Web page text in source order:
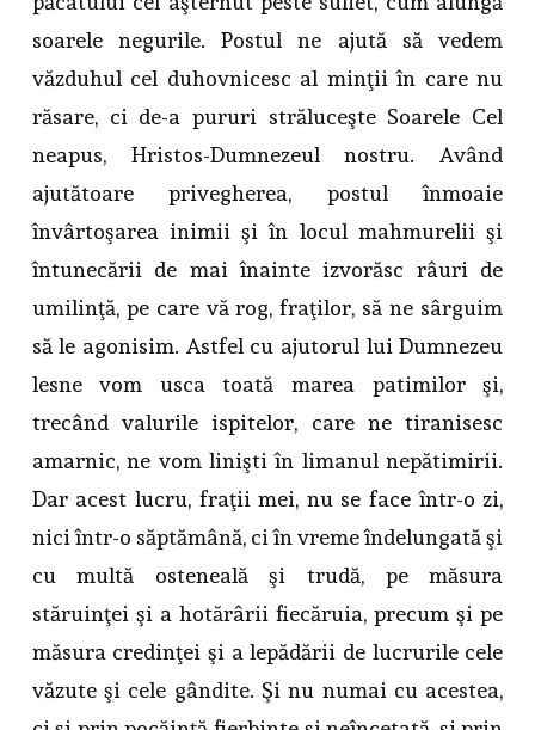
soarele negurile. Postul ne ajută să vedem
văzduhul cel duhovnicesc al minţii în care nu
răsare, ci de-a pururi străluceşte Soarele Cel
neapus, Hristos-Dumnezeul nostru. Având
ajutătoare privegherea, postul înmoaie
învârtoşarea inimii şi în locul mahmurelii şi
întunecării de mai înainte izvorăsc râuri de
umilinţă, pe care vă rog, fraţilor, să ne sârguim
să le agonisim. Astfel cu ajutorul lui Dumnezeu
lesne vom usca toată marea patimilor şi,
trecând valurile ispitelor, care ne tiranisesc
amarnic, ne vom linişti în limanul nepătimirii.
Dar acest lucru, fraţii mei, nu se face într-o zi,
nici într-o săptămână, ci în vreme îndelungată şi
cu multă osteneală şi trudă, pe măsura
stăruinţei şi a hotărârii fiecăruia, precum şi pe
măsura credinţei şi a lepădării de lucrurile cele
văzute şi cele gândite. Şi nu numai cu acestea,